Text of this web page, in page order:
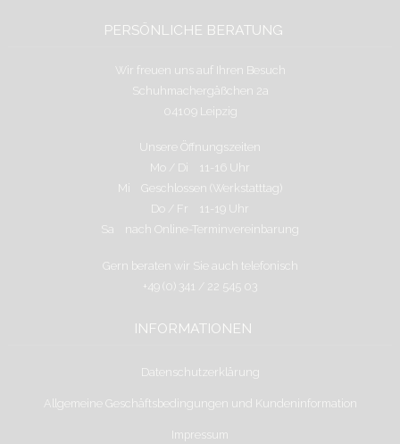
PERSÖNLICHE BERATUNG
Wir freuen uns auf Ihren Besuch
Schuhmachergäßchen 2a
04109 Leipzig
Unsere Öffnungszeiten
Mo / Di 11-16 Uhr
Mi Geschlossen (Werkstatttag)
Do / Fr 11-19 Uhr
Sa nach Online-Terminvereinbarung
Gern beraten wir Sie auch telefonisch
+49 (0) 341 / 22 545 03
INFORMATIONEN
Datenschutzerklärung
Allgemeine Geschäftsbedingungen und Kundeninformation
Impressum